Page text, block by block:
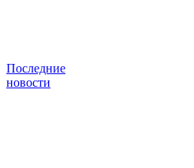
Последние
новости